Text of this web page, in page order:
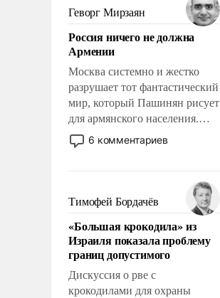
Сложившаяся ситуация
означает многолетний период
уязвимости США, например,
перед Китаем.
Геворг Мирзаян
Россия ничего не должна
Армении
Москва системно и жестко
разрушает тот фантастический
мир, который Пашинян рисует
для армянского населения.
Мир, где этому населению все
должны просто по
политические прожекты будут
беспрекословно оплачиваться
за счет российских
налогоплательщиков и где за
свои поступки не нужно
отвечать.
6 комментариев
Тимофей Бордачёв
«Большая крокодила» из
Израиля показала проблему
границ допустимого
Дискуссия о рве с
крокодилами для охраны